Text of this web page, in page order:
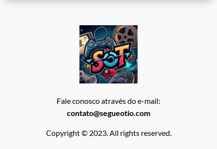
Fale conosco através do e-mail:
contato@segueotio.com
Copyright © 2023. All rights reserved.